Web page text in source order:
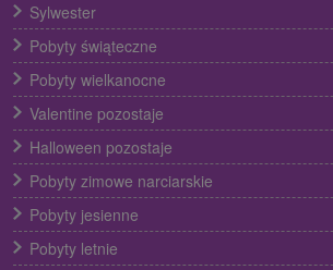
Sylwester
Pobyty świąteczne
Pobyty wielkanocne
Valentine pozostaje
Halloween pozostaje
Pobyty zimowe narciarskie
Pobyty jesienne
Pobyty letnie